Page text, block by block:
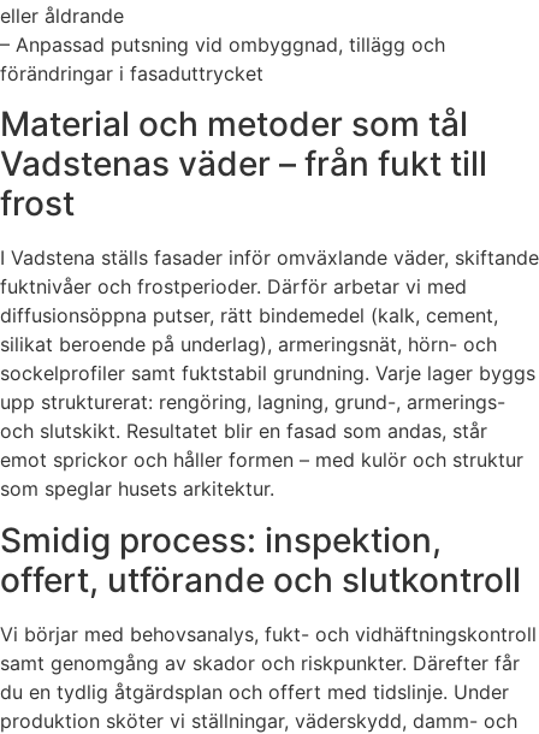
eller åldrande
– Anpassad putsning vid ombyggnad, tillägg och
förändringar i fasaduttrycket
Material och metoder som tål
Vadstenas väder – från fukt till
frost
I Vadstena ställs fasader inför omväxlande väder, skiftande
fuktnivåer och frostperioder. Därför arbetar vi med
diffusionsöppna putser, rätt bindemedel (kalk, cement,
silikat beroende på underlag), armeringsnät, hörn- och
sockelprofiler samt fuktstabil grundning. Varje lager byggs
upp strukturerat: rengöring, lagning, grund-, armerings-
och slutskikt. Resultatet blir en fasad som andas, står
emot sprickor och håller formen – med kulör och struktur
som speglar husets arkitektur.
Smidig process: inspektion,
offert, utförande och slutkontroll
Vi börjar med behovsanalys, fukt- och vidhäftningskontroll
samt genomgång av skador och riskpunkter. Därefter får
du en tydlig åtgärdsplan och offert med tidslinje. Under
produktion sköter vi ställningar, väderskydd, damm- och